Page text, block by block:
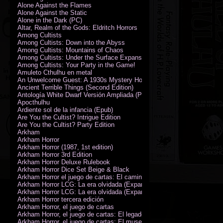
Alone Against the Flames
Alone Against the Static
Alone in the Dark (PC)
Altar, Realm of the Gods: Eldritch Horrors
Among Cultists
Among Cultists: Down into the Abyss
Among Cultists: Mountains of Chaos
Among Cultists: Under the Surface Expansion
Among Cultists: Your Party in the Game!
Amuleto Cthulhu en metal
An Unwelcome Guest: A 1930s Mystery Horror Adventure RPG
Ancient Terrible Things (Second Edition)
Antología White Dwarf Versión Ampliada (PDF)
Apocthulhu
Ardiente sol de la infancia (Epub)
Are You the Cultist? Intrigue Edition
Are You the Cultist? Party Edition
Arkham
Arkham Horror
Arkham Horror (1987, 1st edition)
Arkham Horror 3rd Edition
Arkham Horror Deluxe Rulebook
Arkham Horror Dice Set Beige & Black
Arkham Horror el juego de cartas: El camino a Carcosa - Exp.
Arkham Horror LCG: La era olvidada (Expansión de campaña)
Arkham Horror LCG: La era olvidada (Expansión de investigadores)
Arkham Horror tercera edición
Arkham Horror, el juego de cartas
Arkham Horror, el juego de cartas: El legado de Dunwich expansión